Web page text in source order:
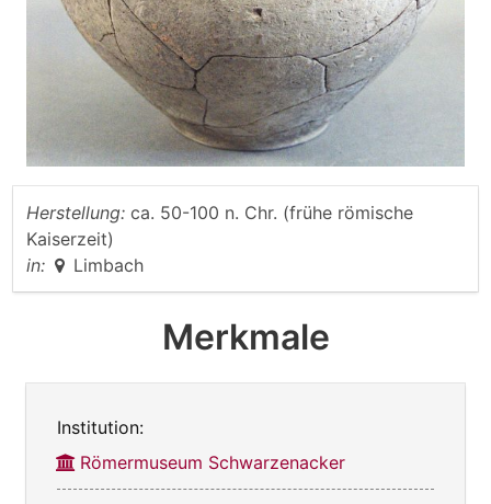
Herstellung: ca. 50-100 n. Chr. (frühe römische
Kaiserzeit)
in:
Limbach
Merkmale
Institution:
Römermuseum Schwarzenacker